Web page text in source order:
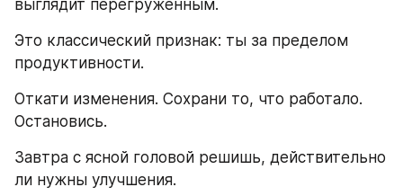
выглядит перегруженным.
Это классический признак: ты за пределом
продуктивности.
Откати изменения. Сохрани то, что работало.
Остановись.
Завтра с ясной головой решишь, действительно
ли нужны улучшения.